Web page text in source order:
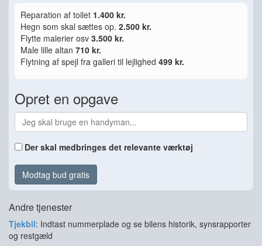
Reparation af toilet 1.400 kr.
Hegn som skal sættes op. 2.500 kr.
Flytte malerier osv 3.500 kr.
Male lille altan 710 kr.
Flytning af spejl fra galleri til lejlighed 499 kr.
Opret en opgave
Der skal medbringes det relevante værktøj
Modtag bud gratis
Andre tjenester
Tjekbil: Indtast nummerplade og se bilens historik, synsrapporter
og restgæld